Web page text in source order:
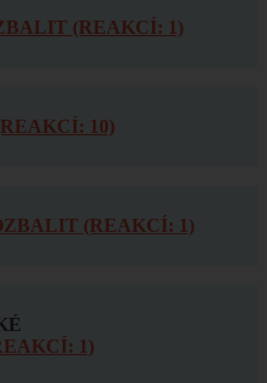
(REAKCÍ: 1)
10)
(REAKCÍ: 1)
1)